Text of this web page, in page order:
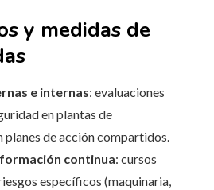
y medidas de
e internas: evaluaciones
en plantas de
planes de acción compartidos.
continua: cursos
específicos (maquinaria,